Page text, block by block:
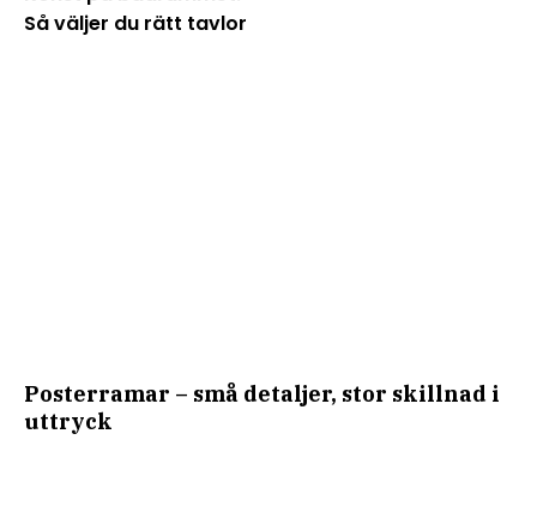
Så väljer du rätt tavlor
Posterramar – små detaljer, stor skillnad i
uttryck